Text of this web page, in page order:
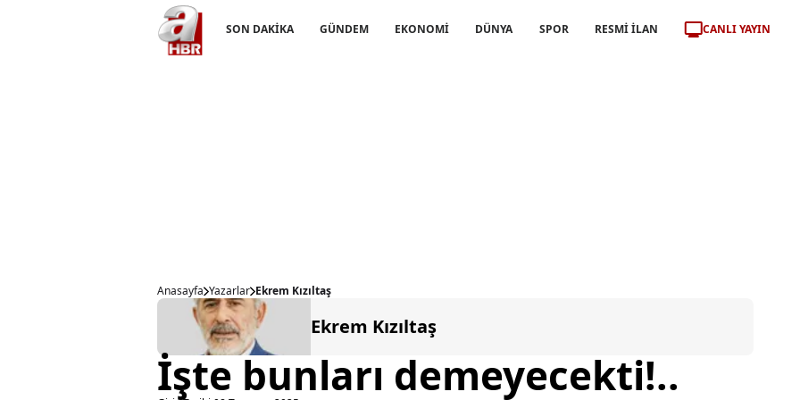
SON DAKİKA GÜNDEM EKONOMİ DÜNYA SPOR RESMİ İLAN CANLI YAYIN
Anasayfa Yazarlar Ekrem Kızıltaş
Ekrem Kızıltaş
İşte bunları demeyecekti!..